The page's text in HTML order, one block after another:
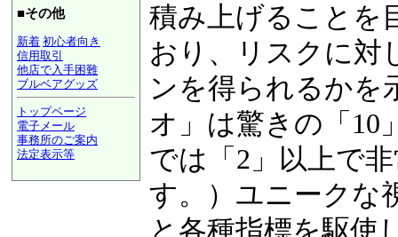
■その他
新着 初心者向き
信用取引
他店で入手困難
ブルベアグッズ
トップページ
電子メール
事務所のご案内
法定表示等
積み上げることを
おり、リスクに対
ンを得られるかを
オ」は驚きの「10
では「2」以上で
す。）ユニークな
と各種指標を駆使